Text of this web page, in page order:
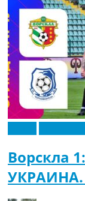
Ворскла
УКРАИНА.